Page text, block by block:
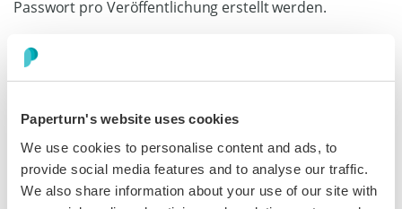
Paperturn's website uses cookies
We use cookies to personalise content and ads, to
provide social media features and to analyse our traffic.
We also share information about your use of our site with
Passwort pro Veröffentlichung erstellt werden.
Eine Vorschau dessen, was deine Leser sehen werden,
ist auf der rechten Seite deines Bildschirms zu sehen.
Klicke aufSpeichern, um die gewünschten Änderungen
zu bestätigen und dein Flipbook ist nun mit dem